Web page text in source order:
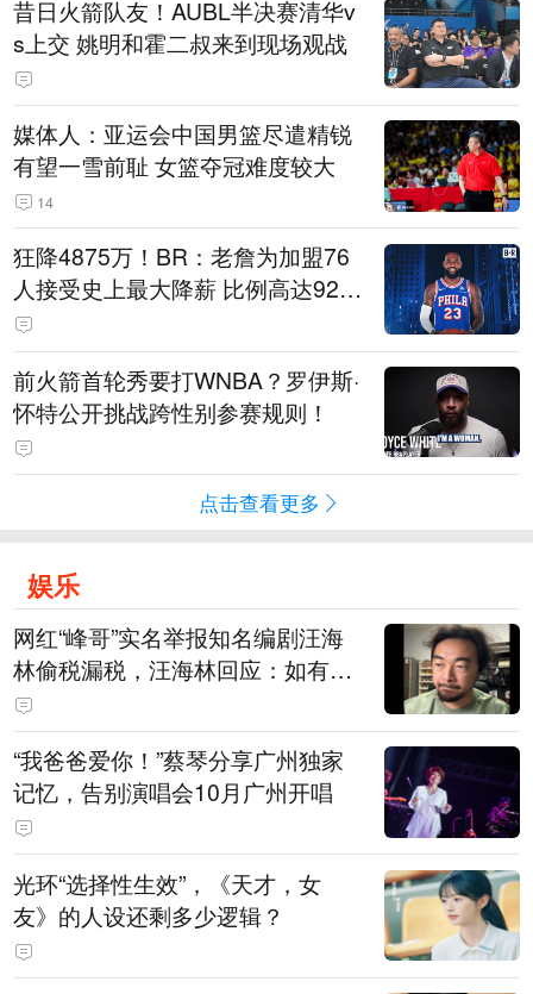
昔日火箭队友！AUBL半决赛清华v
s上交 姚明和霍二叔来到现场观战
媒体人：亚运会中国男篮尽遣精锐
有望一雪前耻 女篮夺冠难度较大
14
狂降4875万！BR：老詹为加盟76
人接受史上最大降薪 比例高达92.
6%
前火箭首轮秀要打WNBA？罗伊斯·
怀特公开挑战跨性别参赛规则！
点击查看更多
娱乐
网红“峰哥”实名举报知名编剧汪海
林偷税漏税，汪海林回应：如有违
法行为，相关机构自会进行评判和
处理，清者自清，无需一一回应
“我爸爸爱你！”蔡琴分享广州独家
记忆，告别演唱会10月广州开唱
光环“选择性生效”，《天才，女
友》的人设还剩多少逻辑？